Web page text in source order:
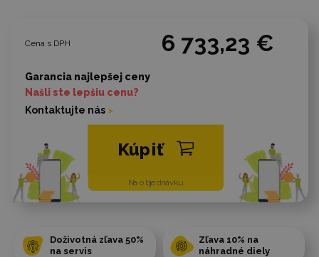
Cena s DPH 6 733,23 €
Na objednávku
Kúpiť
Garancia najlepšej ceny
Našli ste lepšiu cenu?
Kontaktujte nás
Doživotná zľava 50%
na servis
Zľava 10% na
náhradné diely